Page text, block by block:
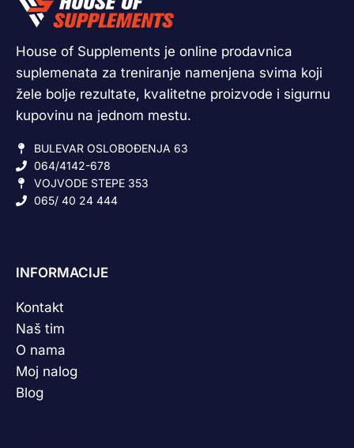
House of Supplements je online prodavnica
suplemenata za treniranje namenjena svima koji
žele bolje rezultate, kvalitetne proizvode i sigurnu
kupovinu na jednom mestu.
BULEVAR OSLOBOĐENJA 63
064/4142-678
VOJVODE STEPE 353
065/ 40 24 444
INFORMACIJE
Kontakt
Naš tim
O nama
Moj nalog
Blog